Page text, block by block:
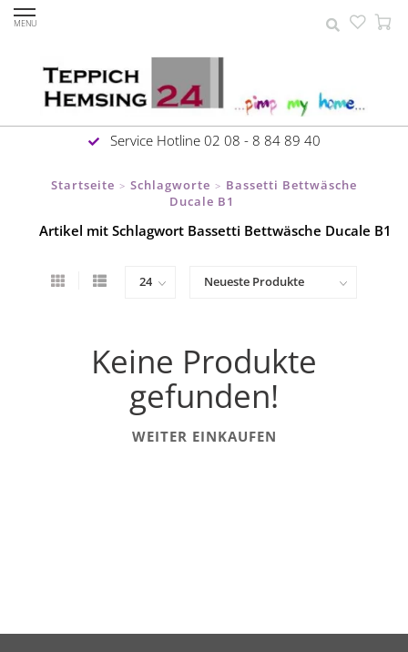
MENU
Service Hotline 02 08 - 8 84 89 40
Startseite > Schlagworte > Bassetti Bettwäsche
Ducale B1
Artikel mit Schlagwort Bassetti Bettwäsche Ducale B1
Keine Produkte
gefunden!
WEITER EINKAUFEN